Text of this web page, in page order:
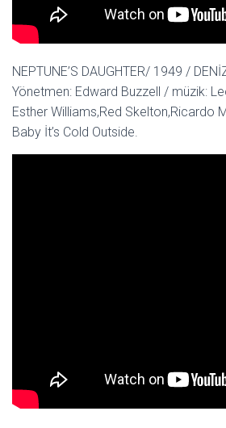
NEPTUNE’S DAUGHTER/ 1949 /
Yönetmen: Edward Buzzell / müzik:
Esther Williams,Red Skelton,Ricardo
Baby İt’s Cold Outside.